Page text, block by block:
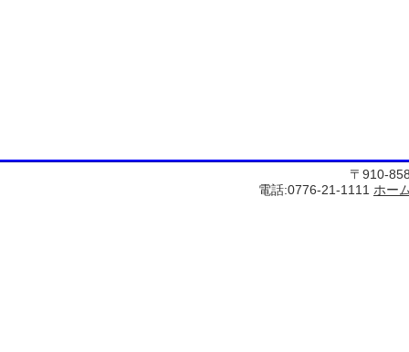
〒910-
電話:0776-21-1111 ホー